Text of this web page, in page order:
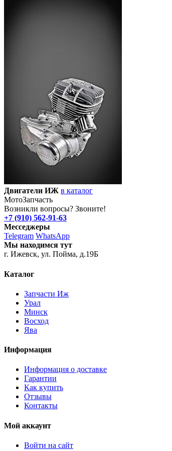
Двигатели ИЖ в каталог
МотоЗапчасть
Возникли вопросы? Звоните!
+7 (910) 562-91-63
Месседжеры
Telegram WhatsApp
Мы находимся тут
г. Ижевск, ул. Пойма, д.19Б
Каталог
Запчасти Иж
Урал
Минск
Восход
Ява
Информация
Информация о доставке
Гарантии
Как купить
Отзывы
Контакты
Мой аккаунт
Войти на сайт